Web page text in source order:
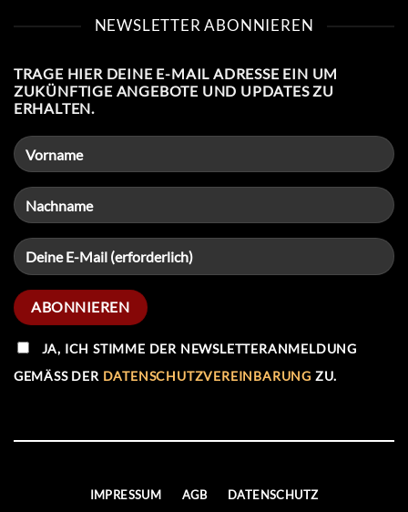
NEWSLETTER ABONNIEREN
TRAGE HIER DEINE E-MAIL ADRESSE EIN UM
ZUKÜNFTIGE ANGEBOTE UND UPDATES ZU
ERHALTEN.
JA, ICH STIMME DER NEWSLETTERANMELDUNG
GEMÄSS DER DATENSCHUTZVEREINBARUNG ZU.
IMPRESSUM AGB DATENSCHUTZ